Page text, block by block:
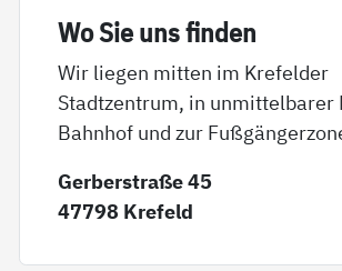
Wo Sie uns fin­den
Wir liegen mitten im Krefelder
Stadtzentrum, in unmittelbarer
Bahnhof und zur
Gerberstraße 45
47798 Krefeld